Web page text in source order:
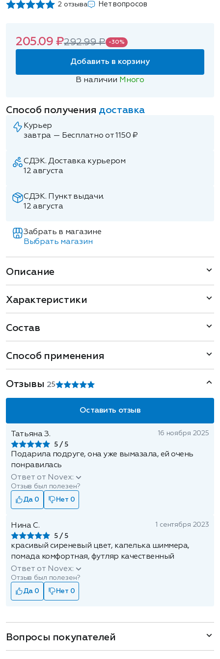
2 отзыва Нет вопросов
205.09 ₽292.99 ₽ -30%
Добавить в корзину
В наличии Много
Способ получения доставка
Курьер
завтра — Бесплатно от 1150 ₽
СДЭК. Доставка курьером
12 августа
СДЭК. Пункт выдачи.
12 августа
Забрать в магазине
Выбрать магазин
Описание
Характеристики
Состав
Способ применения
Отзывы 25
Оставить отзыв
Татьяна З.
5
16 ноября 2025
Подарила подруге, она уже вымазала, ей очень
понравилась
Ответ от Novex:
Отзыв был полезен?
Да 0
Нет 0
Нина С.
5
1 сентября 2023
красивый сиреневый цвет, капелька шиммера,
помада комфортная, футляр качественный
Ответ от Novex:
Отзыв был полезен?
Да 0
Нет 0
Вопросы покупателей